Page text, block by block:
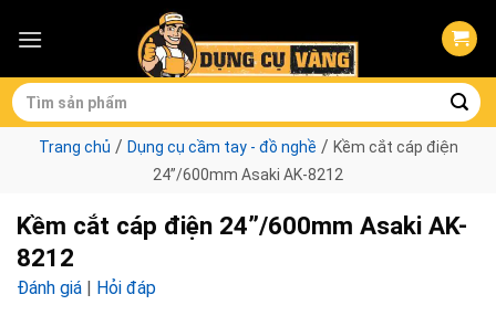
Tìm
kiếm:
Trang chủ / Dụng cụ cầm tay - đồ nghề / Kềm cắt cáp điện
24”/600mm Asaki AK-8212
Kềm cắt cáp điện 24”/600mm Asaki AK-
8212
Đánh giá | Hỏi đáp